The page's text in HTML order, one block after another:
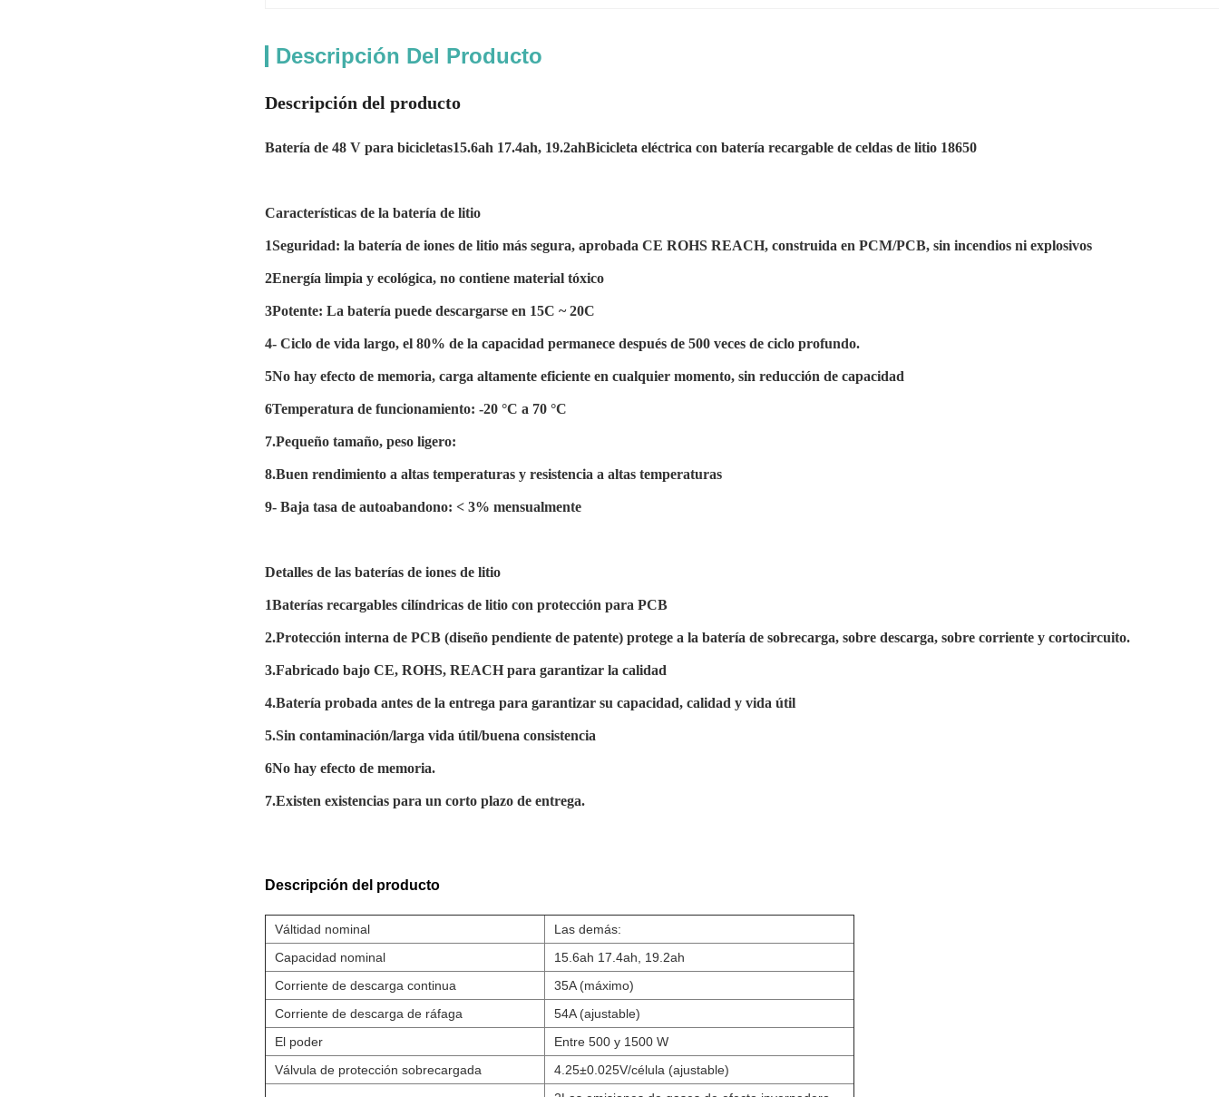
Descripción Del Producto
Descripción del producto
Batería de 48 V para bicicletas15.6ah 17.4ah, 19.2ahBicicleta eléctrica con batería recargable de celdas de litio 18650
Características de la batería de litio
1Seguridad: la batería de iones de litio más segura, aprobada CE ROHS REACH, construida en PCM/PCB, sin incendios ni explosivos
2Energía limpia y ecológica, no contiene material tóxico
3Potente: La batería puede descargarse en 15C ~ 20C
4- Ciclo de vida largo, el 80% de la capacidad permanece después de 500 veces de ciclo profundo.
5No hay efecto de memoria, carga altamente eficiente en cualquier momento, sin reducción de capacidad
6Temperatura de funcionamiento: -20 °C a 70 °C
7.Pequeño tamaño, peso ligero:
8.Buen rendimiento a altas temperaturas y resistencia a altas temperaturas
9- Baja tasa de autoabandono: < 3% mensualmente
Detalles de las baterías de iones de litio
1Baterías recargables cilíndricas de litio con protección para PCB
2.Protección interna de PCB (diseño pendiente de patente) protege a la batería de sobrecarga, sobre descarga, sobre corriente y cortocircuito.
3.Fabricado bajo CE, ROHS, REACH para garantizar la calidad
4.Batería probada antes de la entrega para garantizar su capacidad, calidad y vida útil
5.Sin contaminación/larga vida útil/buena consistencia
6No hay efecto de memoria.
7.Existen existencias para un corto plazo de entrega.
Descripción del producto
Válti­dad nominal
Las demás:
Capacidad nominal
15.6ah 17.4ah, 19.2ah
Corriente de descarga continua
35A (máximo)
Corriente de descarga de ráfaga
54A (ajustable)
El poder
Entre 500 y 1500 W
Válvula de protección sobrecargada
4.25±0.025V/célula (ajustable)